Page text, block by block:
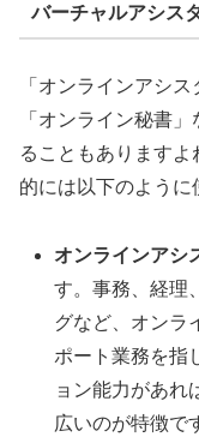
バーチャルアシス
「オンラインアシ
「オンライン秘書
ることもあります
的には以下のように
オンラインアシ
す。事務、経理
グなど、オンラ
ポート業務を指
ョン能力があれ
広いのが特徴で